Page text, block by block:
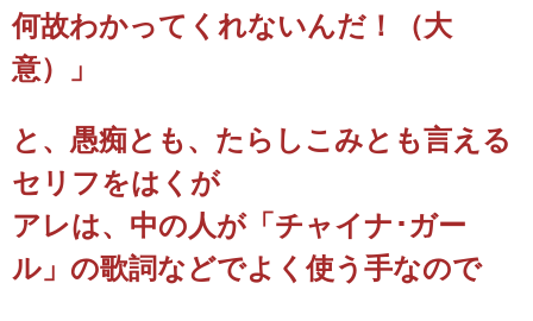
何故わかってくれないんだ！（大
意）」
と、愚痴とも、たらしこみとも言える
セリフをはくが
アレは、中の人が「チャイナ･ガー
ル」の歌詞などでよく使う手なので